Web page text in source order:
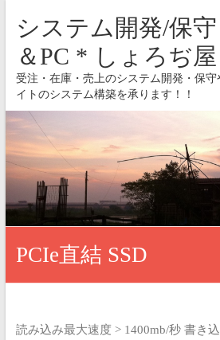
システム開発/保
＆PC * しょろぢ屋
受注・在庫・売上のシステム開発・保守
イトのシステム構築を承ります！！
PCIe直結 SSD
読み込み最大速度 > 1400mb/秒書き込